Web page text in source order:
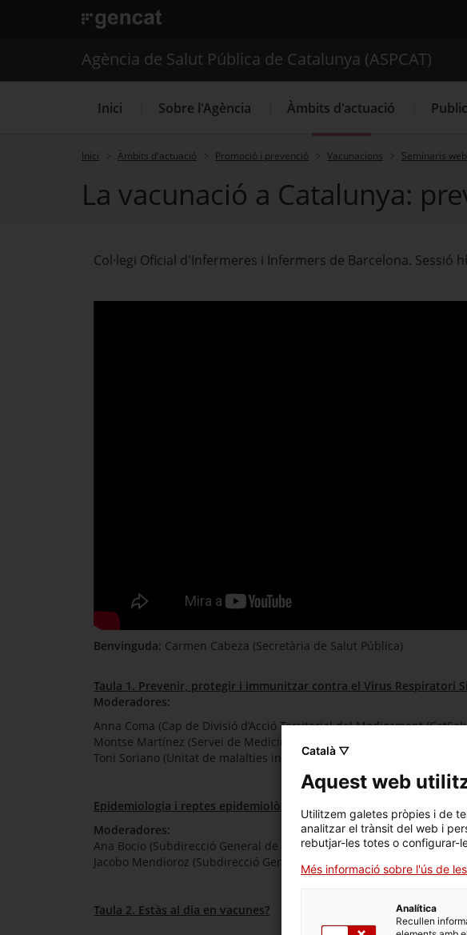
. Obre en una nova finestra.
Agència de Salut Pública de Catalunya (ASPCAT)
Inici Sobre l'Agència Àmbits d'actuació
. Obre en una nova finestra.
Inici Àmbits d'actuació Promoció i prevenció Vacunacions Seminaris web
La vacunació a Catalunya:
Col·legi Oficial d'Infermeres i Infermers de Barcelona. Sessió
Benvinguda: Carmen Cabeza (Secretària de Salut Pública)
Taula 1. Prevenir, protegir i immunitzar contra el Virus Respiratori
Moderadores:
Anna Coma (Cap de Divisió d’Acció Territorial del Medicament
Montse Martínez (Servei de Medicina Preventiva(SSP))
Toni Soriano (Unitat de malalties infeccioses de pediatria. Hospital Vall
Epidemiologia i reptes epidemiològics a nivell global
Moderadores:
Ana Bocio (Subdirecció General de Promocio de la Salut (SSP))
Jacobo Mendioroz (Subdirecció General de Vigilància i Resposta a
Taula 2. Estàs al dia en vacunes?
Català ▽
Aquest web
Utilitzem galetes pròpies i de
analitzar el trànsit del web i
rebutjar-les totes o configurar-
Més informació sobre l'ús de
Analítica
Recullen